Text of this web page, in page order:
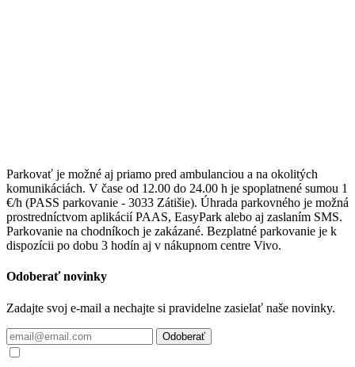
Parkovať je možné aj priamo pred ambulanciou a na okolitých
komunikáciách. V čase od 12.00 do 24.00 h je spoplatnené sumou 1
€/h (PASS parkovanie - 3033 Zátišie). Úhrada parkovného je možná
prostredníctvom aplikácií PAAS, EasyPark alebo aj zaslaním SMS.
Parkovanie na chodníkoch je zakázané. Bezplatné parkovanie je k
dispozícii po dobu 3 hodín aj v nákupnom centre Vivo.
Odoberať novinky
Zadajte svoj e-mail a nechajte si pravidelne zasielať naše novinky.
Odoberať